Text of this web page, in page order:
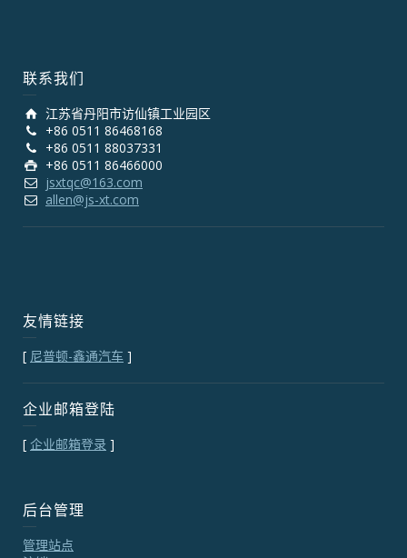
联系我们
江苏省丹阳市访仙镇工业园区
+86 0511 86468168
+86 0511 88037331
+86 0511 86466000
jsxtqc@163.com
allen@js-xt.com
友情链接
[ 尼普顿-鑫通汽车 ]
企业邮箱登陆
[ 企业邮箱登录 ]
后台管理
管理站点